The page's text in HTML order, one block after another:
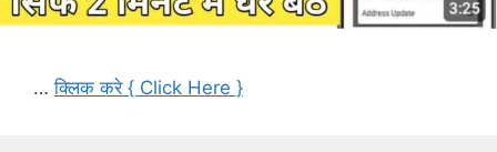
…क्लिक करे { Click Here }